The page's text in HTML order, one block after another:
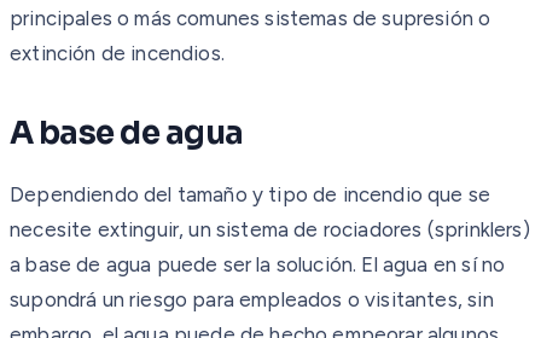
principales o más comunes sistemas de supresión o
extinción de incendios.
A base de agua
Dependiendo del tamaño y tipo de incendio que se
necesite extinguir, un sistema de rociadores (sprinklers)
a base de agua puede ser la solución. El agua en sí no
supondrá un riesgo para empleados o visitantes, sin